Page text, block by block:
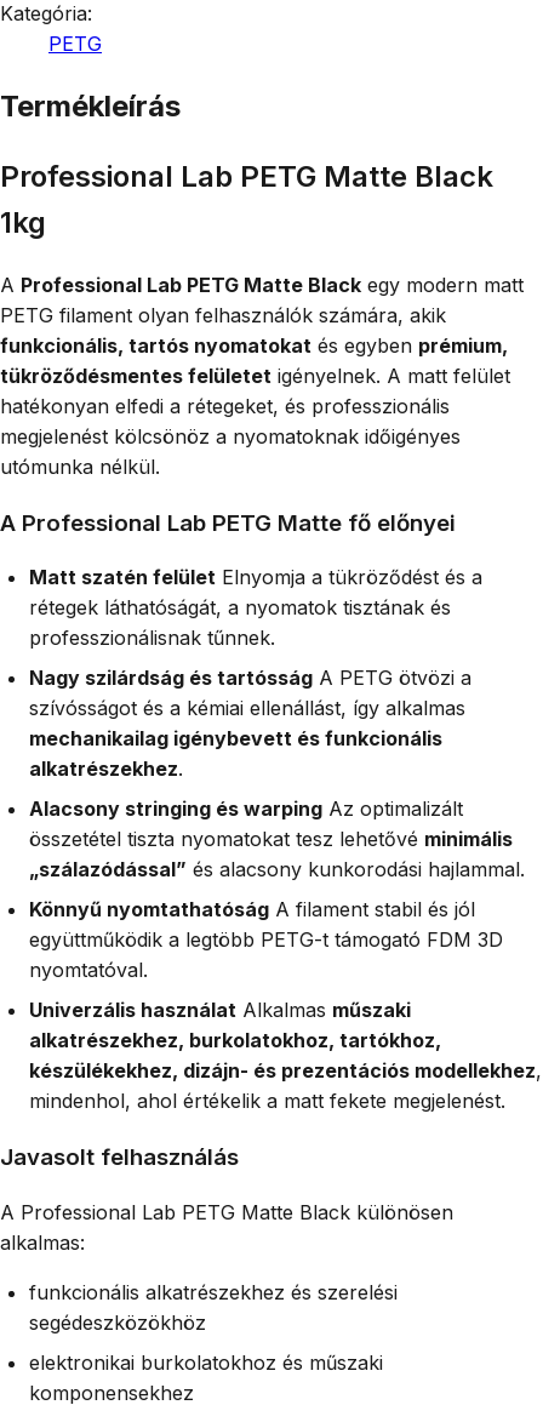
Kategória:
PETG
Termékleírás
Professional Lab PETG Matte Black
1kg
A Professional Lab PETG Matte Black egy modern matt
PETG filament olyan felhasználók számára, akik
funkcionális, tartós nyomatokat és egyben prémium,
tükröződésmentes felületet igényelnek. A matt felület
hatékonyan elfedi a rétegeket, és professzionális
megjelenést kölcsönöz a nyomatoknak időigényes
utómunka nélkül.
A Professional Lab PETG Matte fő előnyei
Matt szatén felület Elnyomja a tükröződést és a
rétegek láthatóságát, a nyomatok tisztának és
professzionálisnak tűnnek.
Nagy szilárdság és tartósság A PETG ötvözi a
szívósságot és a kémiai ellenállást, így alkalmas
mechanikailag igénybevett és funkcionális
alkatrészekhez.
Alacsony stringing és warping Az optimalizált
összetétel tiszta nyomatokat tesz lehetővé minimális
„szálazódással” és alacsony kunkorodási hajlammal.
Könnyű nyomtathatóság A filament stabil és jól
együttműködik a legtöbb PETG-t támogató FDM 3D
nyomtatóval.
Univerzális használat Alkalmas műszaki
alkatrészekhez, burkolatokhoz, tartókhoz,
készülékekhez, dizájn- és prezentációs modellekhez,
mindenhol, ahol értékelik a matt fekete megjelenést.
Javasolt felhasználás
A Professional Lab PETG Matte Black különösen
alkalmas:
funkcionális alkatrészekhez és szerelési
segédeszközökhöz
elektronikai burkolatokhoz és műszaki
komponensekhez